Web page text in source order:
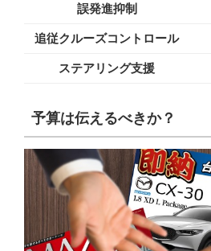
誤発進抑制
追従クルーズコントロール
ステアリング支援
予算は伝えるべきか？